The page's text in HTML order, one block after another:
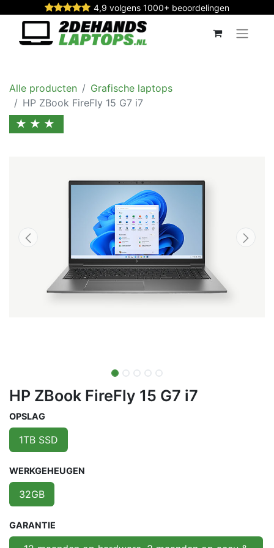
4,9 volgens 1000+ beoordelingen
Alle producten
Grafische laptops
HP ZBook FireFly 15 G7 i7
★★★
HP ZBook FireFly 15 G7 i7
OPSLAG
1TB SSD
WERKGEHEUGEN
32GB
GARANTIE